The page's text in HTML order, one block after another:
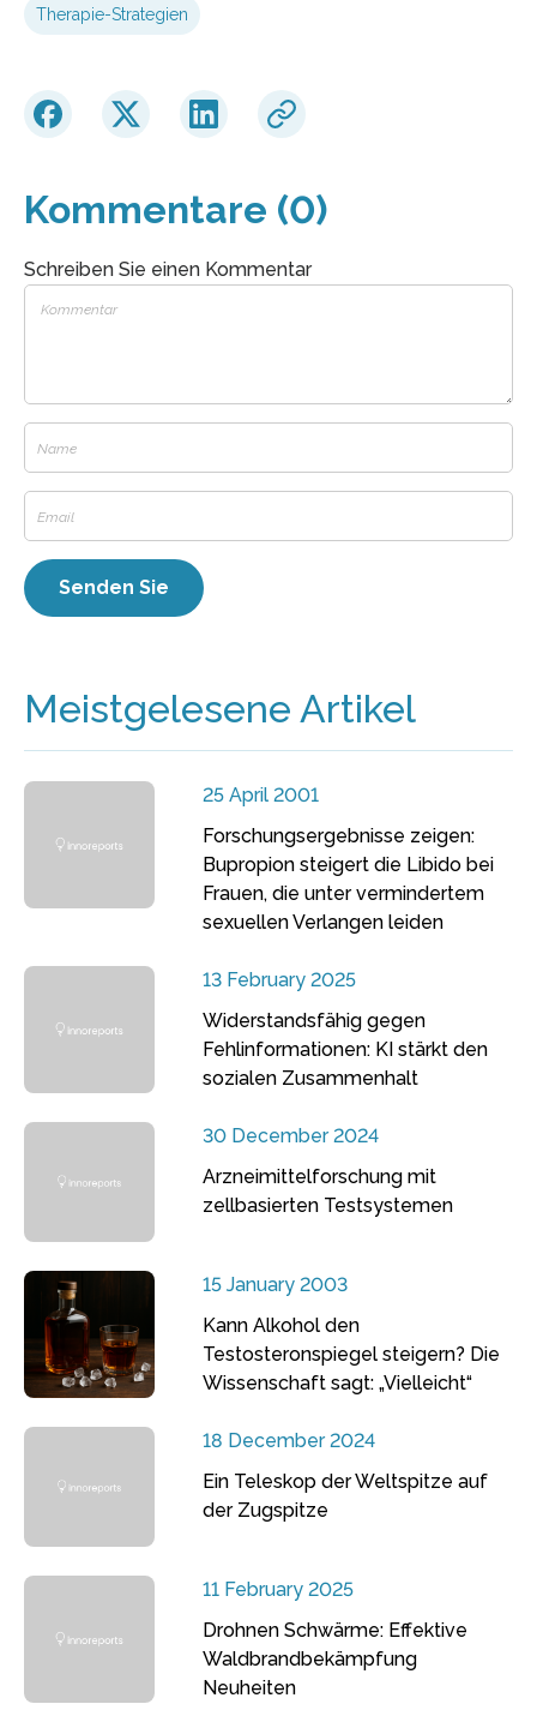
Therapie-Strategien
Kommentare (0)
Schreiben Sie einen Kommentar
Meistgelesene Artikel
25 April 2001
Forschungsergebnisse zeigen:
Bupropion steigert die Libido bei
Frauen, die unter vermindertem
sexuellen Verlangen leiden
13 February 2025
Widerstandsfähig gegen
Fehlinformationen: KI stärkt den
sozialen Zusammenhalt
30 December 2024
Arzneimittelforschung mit
zellbasierten Testsystemen
15 January 2003
Kann Alkohol den
Testosteronspiegel steigern? Die
Wissenschaft sagt: „Vielleicht“
18 December 2024
Ein Teleskop der Weltspitze auf
der Zugspitze
11 February 2025
Drohnen Schwärme: Effektive
Waldbrandbekämpfung
Neuheiten